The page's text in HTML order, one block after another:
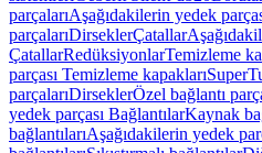
parçalarıAşağıdakilerin yedek
parçalarıDirseklerÇatallar
ÇatallarRedüksiyonlarTemizleme
parçası Temizleme kapakları
parçalarıDirseklerÖzel bağlantı
yedek parçası BağlantılarKaynak
bağlantılarıAşağıdakilerin yedek